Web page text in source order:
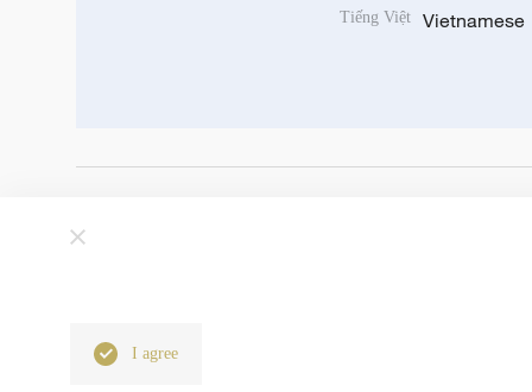
Vietnamese
Tiếng Việt
I agree